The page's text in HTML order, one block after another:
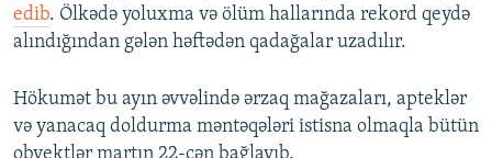
edib. Ölkədə yoluxma və ölüm hallarında rekord qeydə
alındığından gələn həftədən qadağalar uzadılır.
Hökumət bu ayın əvvəlində ərzaq mağazaları, apteklər
və yanacaq doldurma məntəqələri istisna olmaqla bütün